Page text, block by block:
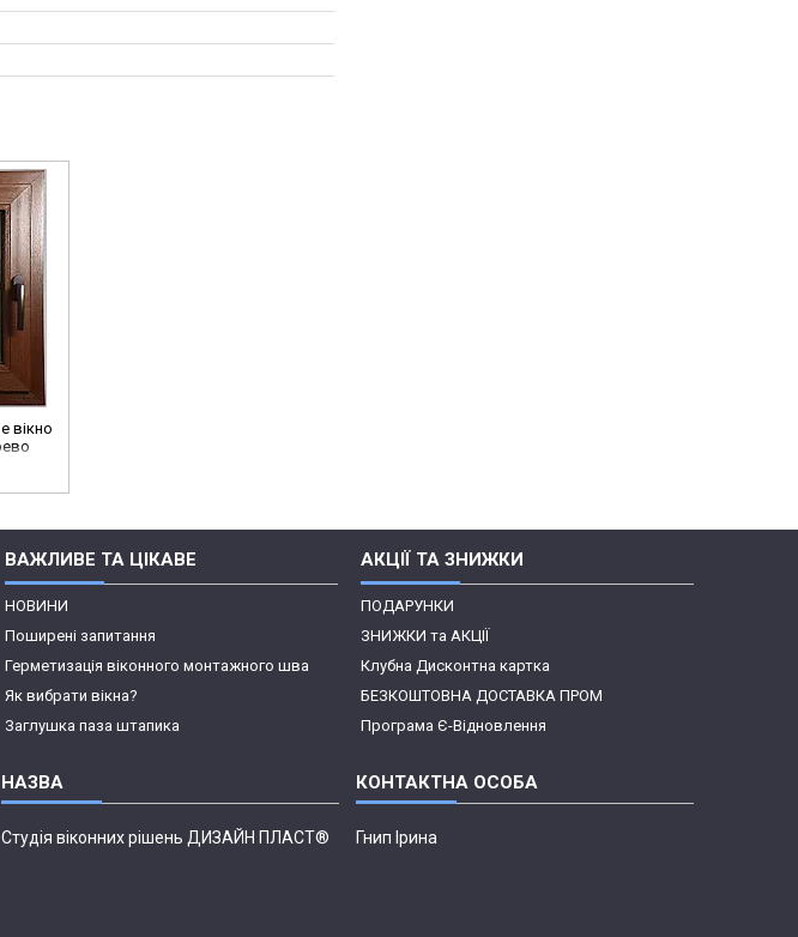
вікно
ВАЖЛИВЕ ТА ЦІКАВЕ
НОВИНИ
Поширені запитання
Герметизація віконного монтажного шва
Як вибрати вікна?
Заглушка паза штапика
АКЦІЇ ТА ЗНИЖКИ
ПОДАРУНКИ
ЗНИЖКИ та АКЦІЇ
Клубна Дисконтна картка
БЕЗКОШТОВНА ДОСТАВКА ПРОМ
Програма Є-Відновлення
Студія віконних рішень ДИЗАЙН ПЛАСТ® Гнип Ірина